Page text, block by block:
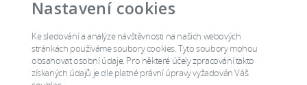
Nastavení cookies
Ke sledování a analýze návštěvnosti na našich webových
stránkách používáme soubory cookies. Tyto soubory mohou
obsahovat osobní údaje. Pro některé účely zpracování takto
získaných údajů je dle platné právní úpravy vyžadován Váš
Úřední deska Kontakty
Podatelna
Jednání soudu
Soudci Lidská práva
Výroční zpráva navsteva tiskova_zprava
rozhodnuti prehled_jednani
dalsi_ruzne